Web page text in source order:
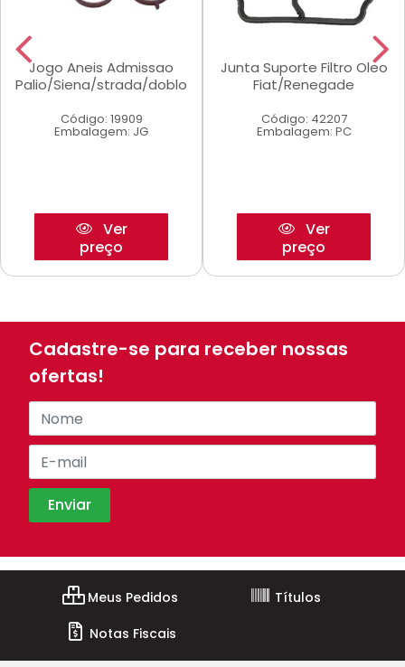
Jogo Aneis Admissao
Palio/Siena/strada/doblo
Código: 19909
Embalagem: JG
Ver
preço
Junta Suporte Filtro Oleo
Fiat/Renegade
Código: 42207
Embalagem: PC
Ver
preço
Cadastre-se para receber nossas
ofertas!
Meus Pedidos
Títulos
Notas Fiscais